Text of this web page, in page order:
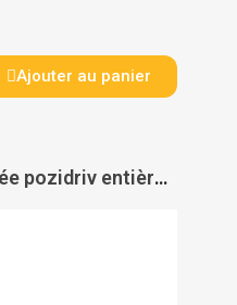
Ajouter au panier
Vis métaux tête fraisée pozidriv entièrement filetées inox A2 DIN 965 - ACTON